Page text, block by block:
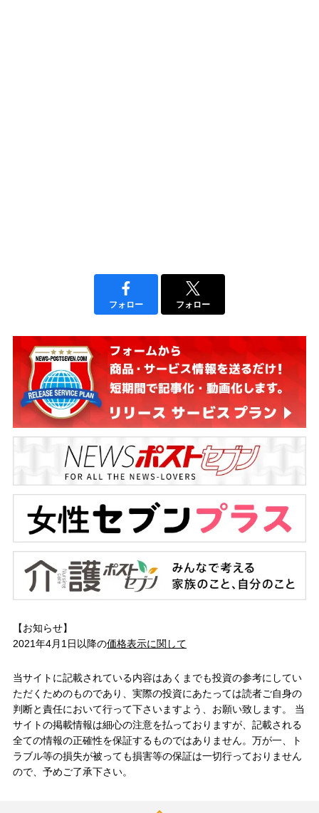
フォロー フォロー
【お知らせ】
2021年4月1日以降の価格表示に関して
当サイトに記載されている内容はあくまでも投資の参考にしてい
ただくためのものであり、実際の投資にあたっては読者ご自身の
判断と責任において行って下さいますよう、お願い致します。 当
サイトの掲載情報は細心の注意を払っておりますが、記載される
全ての情報の正確性を保証するものではありません。万が一、ト
ラブル等の損失が被っても損害等の保証は一切行っておりません
ので、予めご了承下さい。